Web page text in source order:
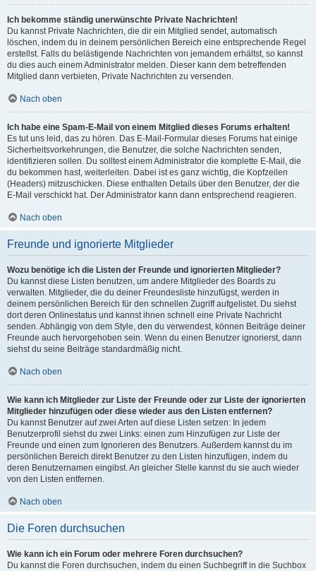
Ich bekomme ständig unerwünschte Private Nachrichten!
Du kannst Private Nachrichten, die dir ein Mitglied sendet, automatisch
löschen, indem du in deinem persönlichen Bereich eine entsprechende Regel
erstellst. Falls du belästigende Nachrichten von jemandem erhältst, so kannst
du dies auch einem Administrator melden. Dieser kann dem betreffenden
Mitglied dann verbieten, Private Nachrichten zu versenden.
Nach oben
Ich habe eine Spam-E-Mail von einem Mitglied dieses Forums erhalten!
Es tut uns leid, das zu hören. Das E-Mail-Formular dieses Forums hat einige
Sicherheitsvorkehrungen, die Benutzer, die solche Nachrichten senden,
identifizieren sollen. Du solltest einem Administrator die komplette E-Mail, die
du bekommen hast, weiterleiten. Dabei ist es ganz wichtig, die Kopfzeilen
(Headers) mitzuschicken. Diese enthalten Details über den Benutzer, der die
E-Mail verschickt hat. Der Administrator kann dann entsprechend reagieren.
Nach oben
Freunde und ignorierte Mitglieder
Wozu benötige ich die Listen der Freunde und ignorierten Mitglieder?
Du kannst diese Listen benutzen, um andere Mitglieder des Boards zu
verwalten. Mitglieder, die du deiner Freundesliste hinzufügst, werden in
deinem persönlichen Bereich für den schnellen Zugriff aufgelistet. Du siehst
dort deren Onlinestatus und kannst ihnen schnell eine Private Nachricht
senden. Abhängig von dem Style, den du verwendest, können Beiträge deiner
Freunde auch hervorgehoben sein. Wenn du einen Benutzer ignorierst, dann
siehst du seine Beiträge standardmäßig nicht.
Nach oben
Wie kann ich Mitglieder zur Liste der Freunde oder zur Liste der ignorierten
Mitglieder hinzufügen oder diese wieder aus den Listen entfernen?
Du kannst Benutzer auf zwei Arten auf diese Listen setzen: In jedem
Benutzerprofil siehst du zwei Links: einen zum Hinzufügen zur Liste der
Freunde und einen zum Ignorieren des Benutzers. Außerdem kannst du im
persönlichen Bereich direkt Benutzer zu den Listen hinzufügen, indem du
deren Benutzernamen eingibst. An gleicher Stelle kannst du sie auch wieder
von den Listen entfernen.
Nach oben
Die Foren durchsuchen
Wie kann ich ein Forum oder mehrere Foren durchsuchen?
Du kannst die Foren durchsuchen, indem du einen Suchbegriff in die Suchbox